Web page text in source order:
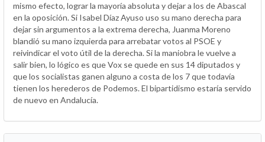
mismo efecto, lograr la mayoría absoluta y dejar a los de Abascal
en la oposición. Si Isabel Díaz Ayuso uso su mano derecha para
dejar sin argumentos a la extrema derecha, Juanma Moreno
blandió su mano izquierda para arrebatar votos al PSOE y
reivindicar el voto útil de la derecha. Si la maniobra le vuelve a
salir bien, lo lógico es que Vox se quede en sus 14 diputados y
que los socialistas ganen alguno a costa de los 7 que todavía
tienen los herederos de Podemos. El bipartidismo estaría servido
de nuevo en Andalucía.